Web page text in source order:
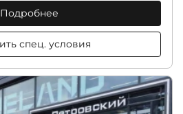
Подробнее
Получить спец. условия